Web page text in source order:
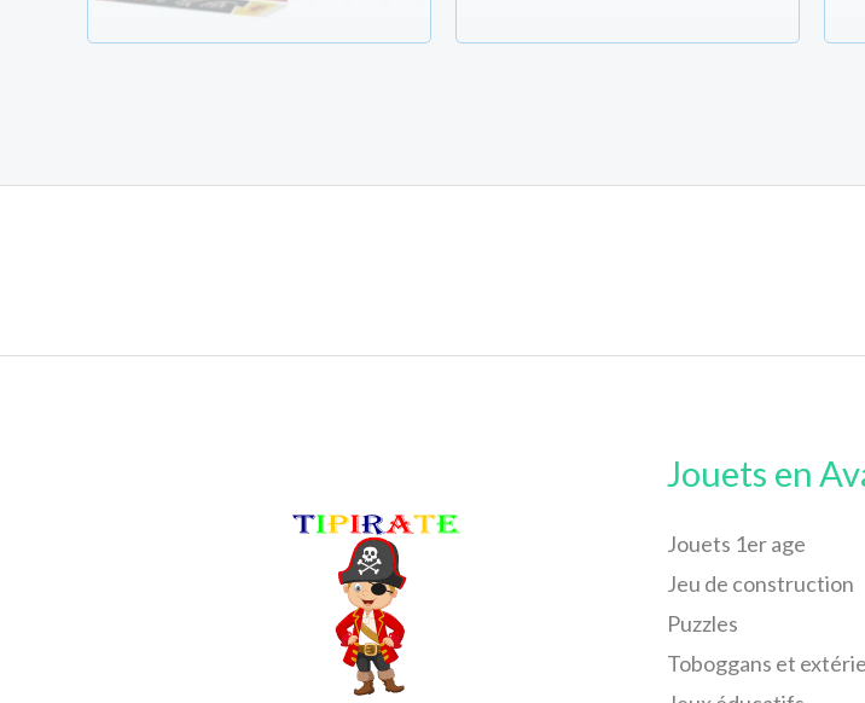
Jouets en
Jouets 1er age
Jeu de construction
Puzzles
Toboggans et